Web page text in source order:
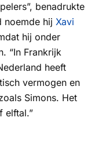
benadrukte
noemde hij Xavi
hij onder
“In Frankrijk
heeft
vermogen en
Simons. Het
elftal.”